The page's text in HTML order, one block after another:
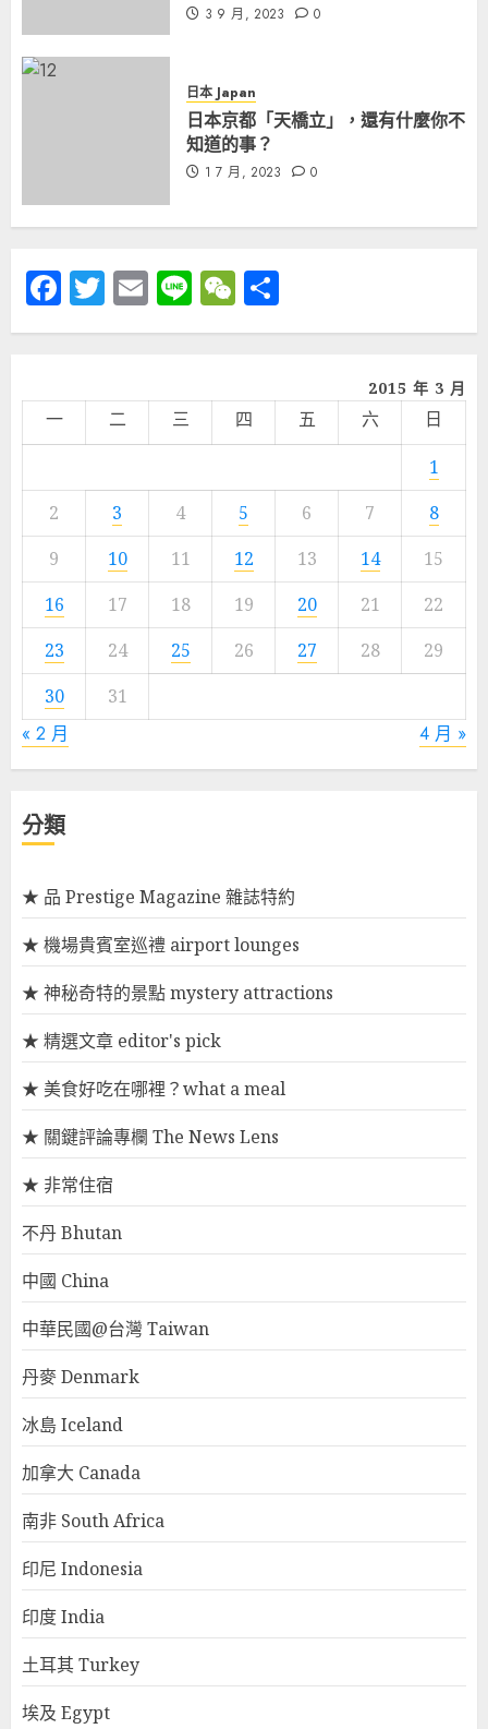
3 9 月, 2023 0
日本 Japan
日本京都「天橋立」，還有什麼你不
知道的事？
1 7 月, 2023 0
Facebook
Twitter
Email
LineWeChat
享
2015 年 3 月
一 二 三 四 五 六
日
1
2
3 4 5 6 7
8
9
10 11 12 13 14
15
16
17 18 19 20 21
22
23
24 25 26 27 28
29
30
31
« 2 月 4 月 »
分類
★ 品 Prestige Magazine 雜誌特約
★ 機場貴賓室巡禮 airport lounges
★ 神秘奇特的景點 mystery attractions
★ 精選文章 editor's pick
★ 美食好吃在哪裡？what a meal
★ 關鍵評論專欄 The News Lens
★ 非常住宿
不丹 Bhutan
中國 China
中華民國@台灣 Taiwan
丹麥 Denmark
冰島 Iceland
加拿大 Canada
南非 South Africa
印尼 Indonesia
印度 India
土耳其 Turkey
埃及 Egypt